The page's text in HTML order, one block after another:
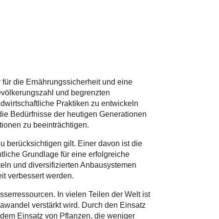
die Ernährungssicherheit und eine
und begrenzten
Praktiken zu entwickeln
Bedürfnisse der heutigen Generationen
zu beeinträchtigen.
berücksichtigen gilt. Einer davon ist die
Grundlage für eine erfolgreiche
und diversifizierten Anbausystemen
verbessert werden.
In vielen Teilen der Welt ist
verstärkt wird. Durch den Einsatz
Einsatz von Pflanzen, die weniger